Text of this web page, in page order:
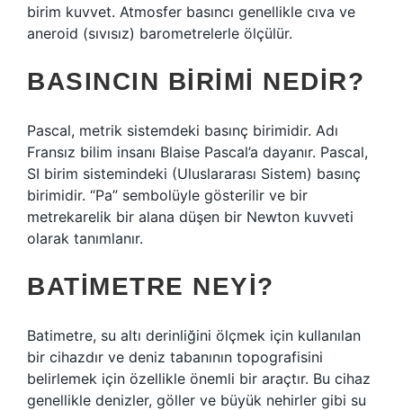
birim kuvvet. Atmosfer basıncı genellikle cıva ve
aneroid (sıvısız) barometrelerle ölçülür.
BASINCIN BIRIMI NEDIR?
Pascal, metrik sistemdeki basınç birimidir. Adı
Fransız bilim insanı Blaise Pascal’a dayanır. Pascal,
SI birim sistemindeki (Uluslararası Sistem) basınç
birimidir. “Pa” sembolüyle gösterilir ve bir
metrekarelik bir alana düşen bir Newton kuvveti
olarak tanımlanır.
BATIMETRE NEYI?
Batimetre, su altı derinliğini ölçmek için kullanılan
bir cihazdır ve deniz tabanının topografisini
belirlemek için özellikle önemli bir araçtır. Bu cihaz
genellikle denizler, göller ve büyük nehirler gibi su